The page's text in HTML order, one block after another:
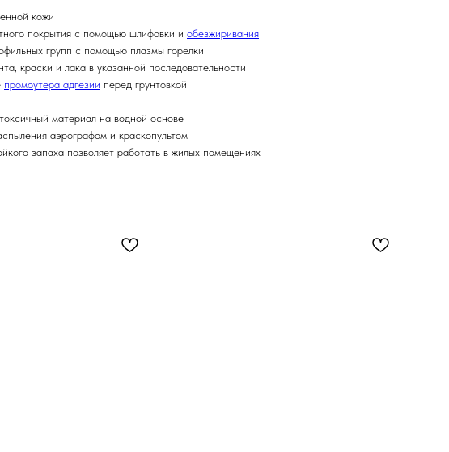
кожи
покрытия с помощью шлифовки и обезжиривания
групп с помощью плазмы горелки
краски и лака в указанной последовательности
промоутера адгезии перед грунтовкой
материал на водной основе
аэрографом и краскопультом
запаха позволяет работать в жилых помещениях